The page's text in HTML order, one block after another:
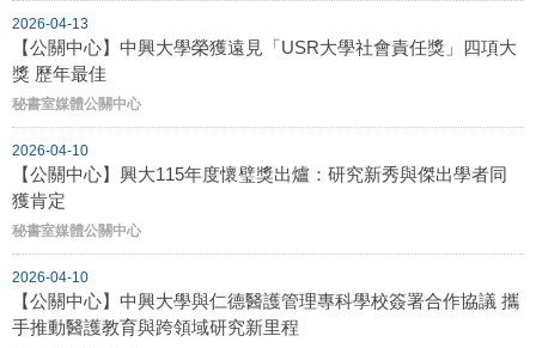
2026-04-13
【公關中心】中興大學榮獲遠見「USR大學社會責任獎」四項大
獎 歷年最佳
秘書室媒體公關中心
2026-04-10
【公關中心】興大115年度懷璧獎出爐：研究新秀與傑出學者同
獲肯定
秘書室媒體公關中心
2026-04-10
【公關中心】中興大學與仁德醫護管理專科學校簽署合作協議 攜
手推動醫護教育與跨領域研究新里程